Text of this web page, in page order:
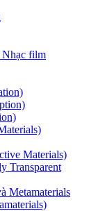
Nhạc film
Materials)
Transparent
Metamaterials